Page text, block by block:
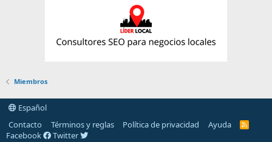
Miembros
Español
Contacto
Términos y reglas Política de privacidad Ayuda
R
Facebook Twitter